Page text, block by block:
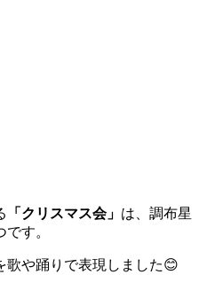
「クリスマス会」 は、調布星
す。
歌や踊りで表現しました😊